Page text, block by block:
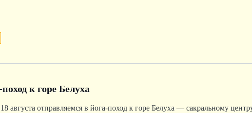
к горе Белуха
августа отправляемся в йога-поход к горе Белуха — сакральному